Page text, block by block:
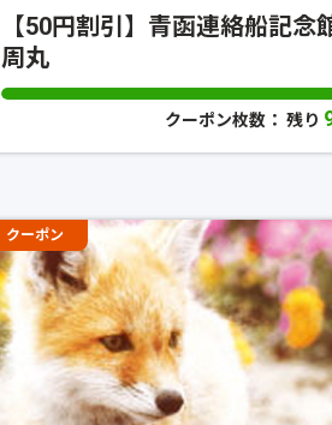
【50円割引】青函連絡船記念
周丸
クーポン枚数： 残り
クーポン